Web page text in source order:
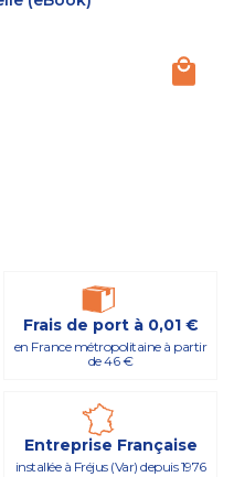
Frais de port à 0,01 €
en France métropolitaine à partir
de 46 €
Entreprise Française
installée à Fréjus (Var) depuis 1976